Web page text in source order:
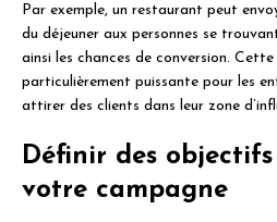
Par exemple, un restaurant peut
du déjeuner aux personnes se
ainsi les chances de conversion.
particulièrement puissante pour les
attirer des clients dans leur zone
Définir des
votre campagne